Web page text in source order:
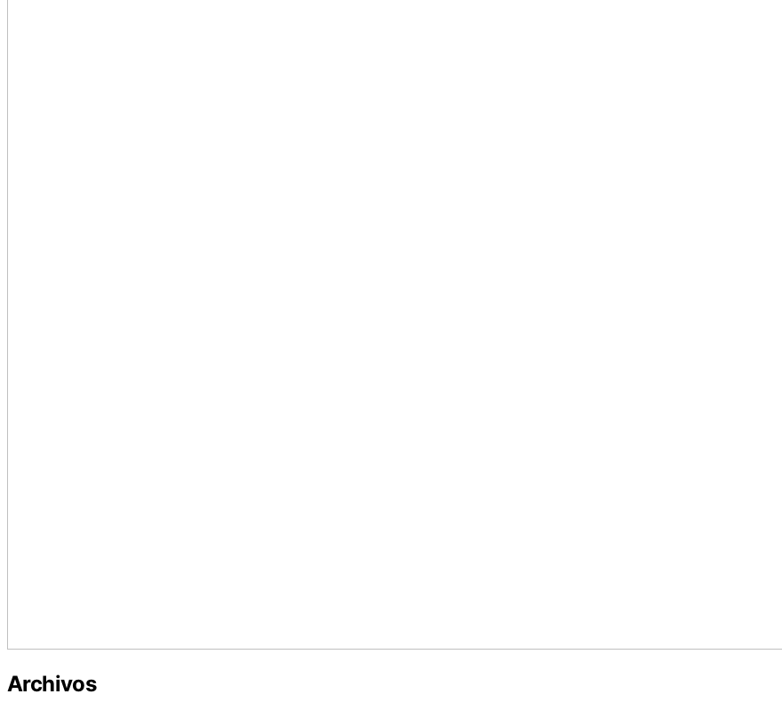
Archivos